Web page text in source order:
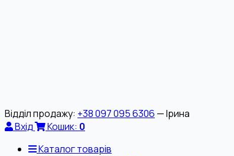
Відділ продажу: +38 097 095 6306 — Ірина
Вхід
Кошик: 0
Каталог товарів